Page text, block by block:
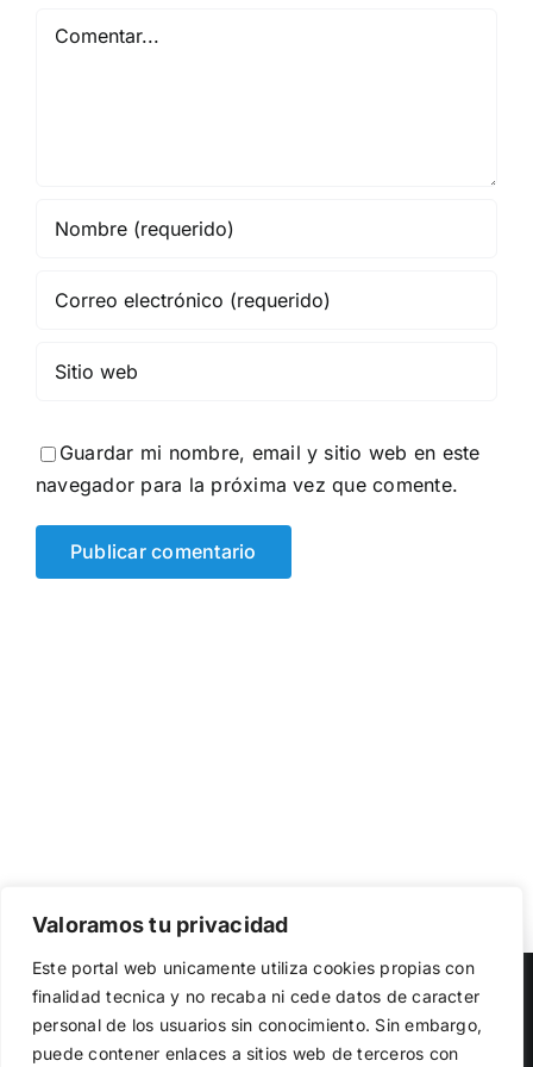
Valoramos tu privacidad
Este portal web unicamente utiliza cookies propias con
finalidad tecnica y no recaba ni cede datos de caracter
personal de los usuarios sin conocimiento. Sin embargo,
puede contener enlaces a sitios web de terceros con
Comentar
Guardar mi nombre, email y sitio web en este
navegador para la próxima vez que comente.
Copyright 2023 |Democracia Nacional | All Rights Reserved
Facebook
TwitterInstagram
el funcionamiento de la web, medir su uso y mejorar
nuestros servicios. Puede aceptar todas las cookies,
rechazar las no necesarias o configurar sus preferencias.
Política de cookies